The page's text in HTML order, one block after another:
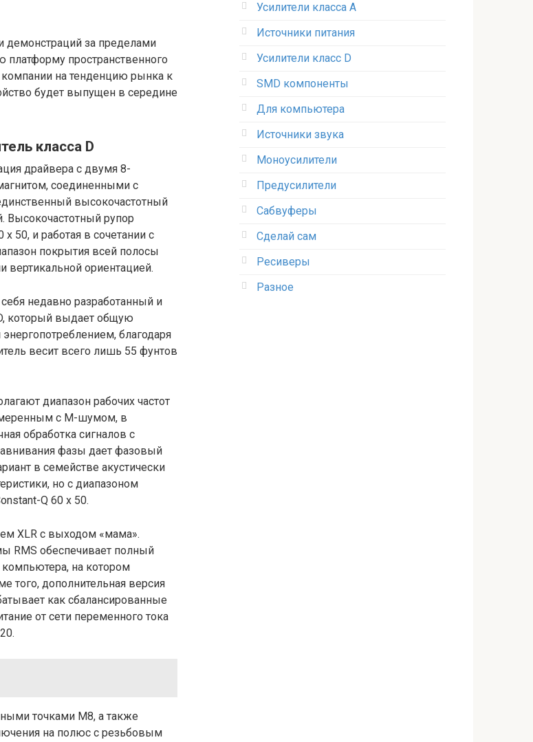
за пределами
пространственного
на тенденцию рынка к
будет выпущен в середине
класса D
драйвера с двумя 8-
соединенными с
высокочастотный
рупор
50, и работая в сочетании с
покрытия всей полосы
вертикальной ориентацией.
недавно разработанный и
который выдает общую
благодаря
весит всего лишь 55 фунтов
диапазон рабочих частот
с М-шумом, в
обработка сигналов с
фазы дает фазовый
в семействе акустически
но с диапазоном
Q 60 x 50.
XLR с выходом «мама».
RMS обеспечивает полный
компьютера, на котором
того, дополнительная версия
как сбалансированные
от сети переменного тока
точками M8, а также
на полюс с резьбовым
Усилители класса А
Источники питания
Усилители класс D
SMD компоненты
Для компьютера
Источники звука
Моноусилители
Предусилители
Сабвуферы
Сделай сам
Ресиверы
Разное